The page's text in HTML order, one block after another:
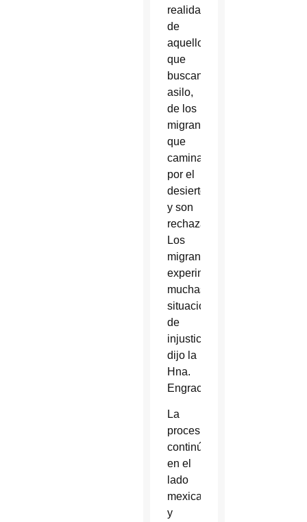
realidades
de
aquellos
que
buscan
asilo,
de los
migrantes
que
caminan
por el
desierto
y son
rechazados.
Los
migrantes
experimentan
muchas
situaciones
de
injusticia”,
dijo la
Hna.
Engracia.
La
procesión
continúa
en el
lado
mexicano,
y